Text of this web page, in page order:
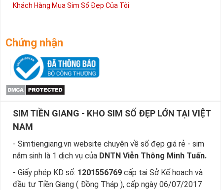
Khách Hàng Mua Sim Số Đẹp Của Tôi
Chứng nhận
SIM TIỀN GIANG - KHO SIM SỐ ĐẸP LỚN TẠI VIỆT
NAM
- Simtiengiang.vn website chuyên về số đẹp giá rẻ - sim
năm sinh là 1 dịch vụ của DNTN Viễn Thông Minh Tuấn.
- Giấy phép KD số: 1201556769 cấp tại Sở Kế hoạch và
đầu tư Tiền Giang ( Đồng Tháp ), cấp ngày 06/07/2017